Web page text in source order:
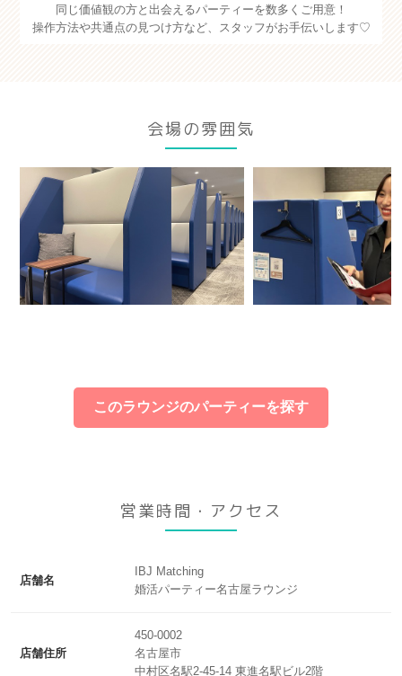
同じ価値観の方と出会えるパーティーを数多くご用意！
操作方法や共通点の見つけ方など、スタッフがお手伝いします♡
会場の雰囲気
このラウンジのパーティーを探す
営業時間・アクセス
店舗名
IBJ Matching
婚活パーティー名古屋ラウンジ
店舗住所
450-0002
名古屋市
中村区名駅2-45-14 東進名駅ビル2階